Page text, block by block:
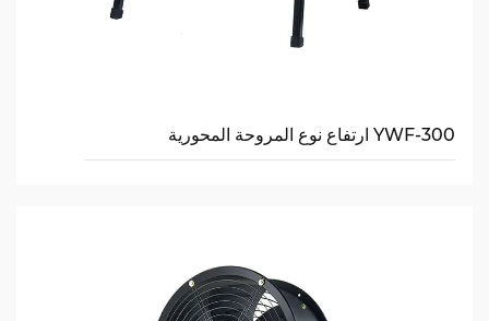
YWF-300 ارتفاع نوع المروحة المحورية